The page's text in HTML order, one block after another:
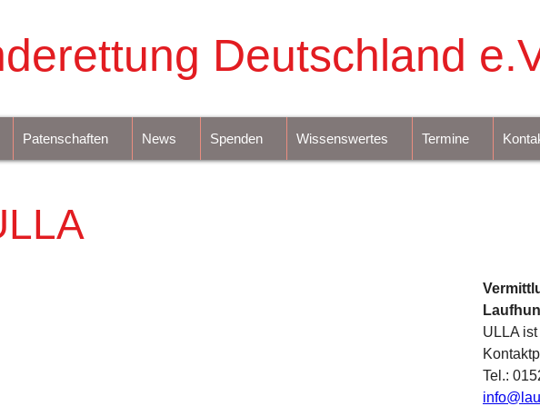
Deutschland
Patenschaften News Spenden Wissenswertes Termine
ULLA
Tel.: